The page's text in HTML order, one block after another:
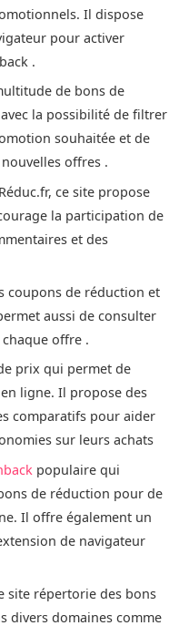
Il dispose
pour activer
.
de bons de
la possibilité de filtrer
souhaitée et de
offres​ ​.
ce site propose
la participation de
et des
coupons de réduction et
aussi de consulter
offre​ .
prix qui permet de
ligne. Il propose des
comparatifs pour aider
sur leurs achats
populaire qui
de réduction pour de
Il offre également un
de navigateur
site répertorie des bons
divers domaines comme